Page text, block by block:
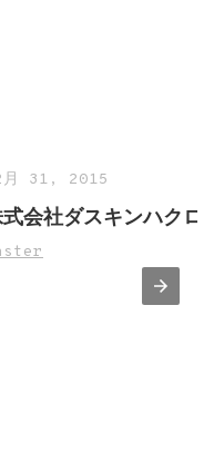
月 31, 2015
会社ダスキンハクロ